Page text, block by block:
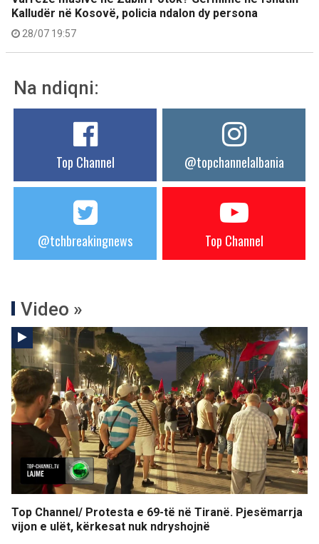
Kalludër në Kosovë, policia ndalon dy persona
28/07 19:57
Na ndiqni:
Top Channel @topchannelalbania
@tchbreakingnews Top Channel
Video »
Top Channel/ Protesta e 69-të në Tiranë. Pjesëmarrja
vijon e ulët, kërkesat nuk ndryshojnë